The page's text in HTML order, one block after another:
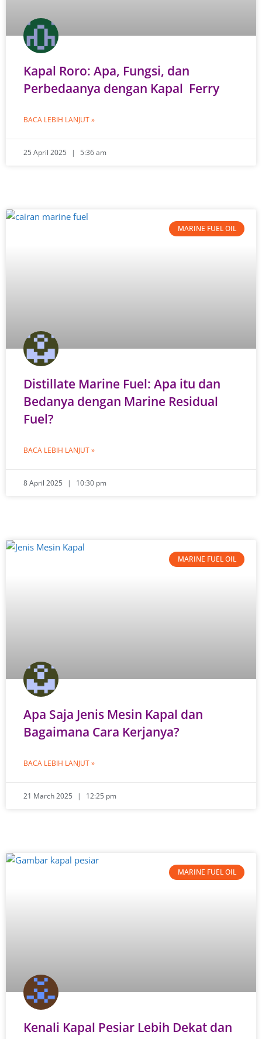
Kapal Roro: Apa, Fungsi, dan
Perbedaanya dengan Kapal Ferry
BACA LEBIH LANJUT »
25 April 2025 5:36 am
MARINE FUEL OIL
Distillate Marine Fuel: Apa itu dan
Bedanya dengan Marine Residual
Fuel?
BACA LEBIH LANJUT »
8 April 2025 10:30 pm
MARINE FUEL OIL
Apa Saja Jenis Mesin Kapal dan
Bagaimana Cara Kerjanya?
BACA LEBIH LANJUT »
21 March 2025 12:25 pm
MARINE FUEL OIL
Kenali Kapal Pesiar Lebih Dekat dan